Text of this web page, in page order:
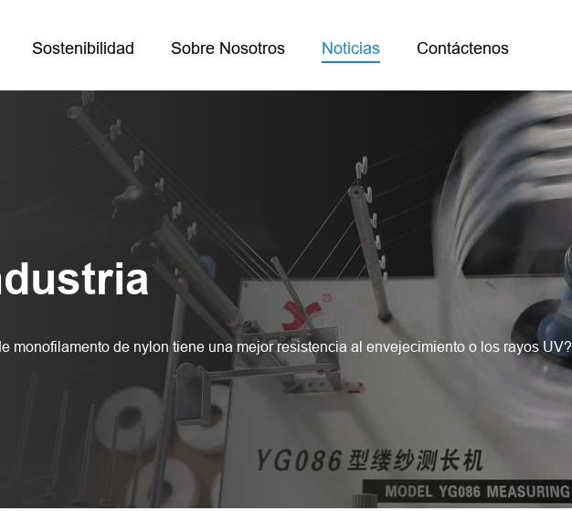
Sostenibilidad Sobre Nosotros Noticias Contáctenos
monofilamento de nylon tiene una mejor resistencia al envejecimiento o los rayos UV?